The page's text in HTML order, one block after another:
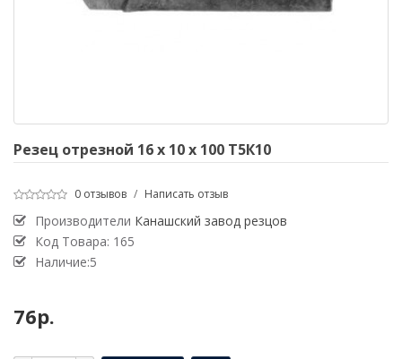
Резец отрезной 16 х 10 х 100 Т5К10
0 отзывов / Написать отзыв
Производители Канашский завод резцов
Код Товара: 165
Наличие:5
76р.